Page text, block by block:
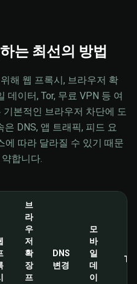
는 최선의 방법
해 웹 프록시, 브라우저 확
데이터, Tor, 무료 VPN 등 여
본적인 브라우저 차단에 도
DNS, 앱 트래픽, 피드 요
에 따라 달라질 수 있기 때문
합니다.
브
라
우
저
확
장
프
DNS
변경
모
바
일
데
이